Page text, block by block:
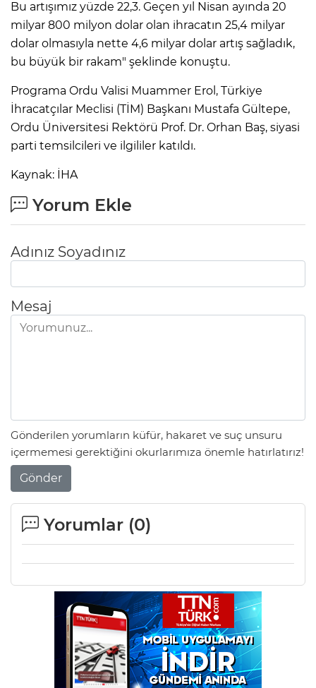
Bu artışımız yüzde 22,3. Geçen yıl Nisan ayında 20
milyar 800 milyon dolar olan ihracatın 25,4 milyar
dolar olmasıyla nette 4,6 milyar dolar artış sağladık,
bu büyük bir rakam" şeklinde konuştu.
Programa Ordu Valisi Muammer Erol, Türkiye
İhracatçılar Meclisi (TİM) Başkanı Mustafa Gültepe,
Ordu Üniversitesi Rektörü Prof. Dr. Orhan Baş, siyasi
parti temsilcileri ve ilgililer katıldı.
Kaynak: İHA
Yorum Ekle
Adınız Soyadınız
Mesaj
Gönderilen yorumların küfür, hakaret ve suç unsuru
içermemesi gerektiğini okurlarımıza önemle hatırlatırız!
Gönder
Yorumlar (0)